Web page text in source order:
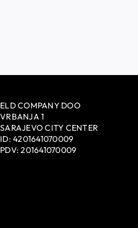
ELD COMPANY DOO
VRBANJA 1
SARAJEVO CITY CENTER
ID: 4201641070009
PDV: 201641070009